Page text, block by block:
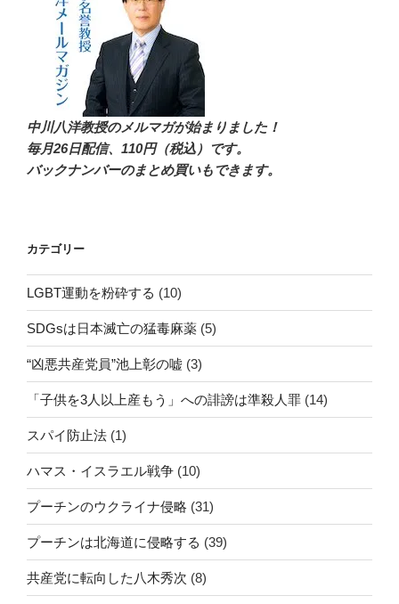
中川八洋教授のメルマガが始まりました！
毎月26日配信、110円（税込）です。
バックナンバーのまとめ買いもできます。
カテゴリー
LGBT運動を粉砕する (10)
SDGsは日本滅亡の猛毒麻薬 (5)
“凶悪共産党員”池上彰の嘘 (3)
「子供を3人以上産もう」への誹謗は準殺人罪 (14)
スパイ防止法 (1)
ハマス・イスラエル戦争 (10)
プーチンのウクライナ侵略 (31)
プーチンは北海道に侵略する (39)
共産党に転向した八木秀次 (8)